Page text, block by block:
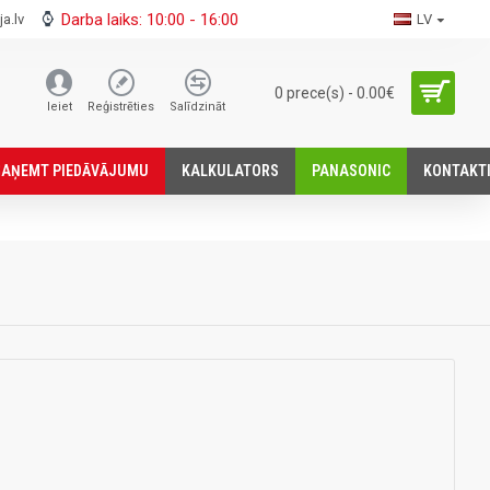
Darba laiks: 10:00 - 16:00 LV
Ieiet Reģistrēties Salīdzināt
0 prece(s) - 0.00€
PIEDĀVĀJUMU KALKULATORS PANASONIC KONTAKTI